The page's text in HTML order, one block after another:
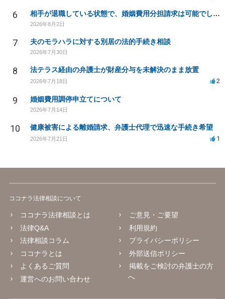
6 相手が退職している状態で、婚姻費用分担請求は可能でしょうか？
2026年8月2日
7 夫のモラハラに対する別居の法的手続き相談
2026年7月30日
8 法テラス経由の弁護士が財産分与を未解決のまま放置
2026年7月18日 2
9 婚姻費用調停申立てについて
2026年7月14日
10 健康被害による離婚請求、弁護士代理で迅速な手続き希望
2026年7月21日 1
ココナラ法律相談について
ココナラ法律相談とは
法律Q&A
法律相談コラム
ココナラとは
よくあるご質問
運営へのお問い合わせ
ご意見・ご要望
利用規約
プライバシーポリシー
外部送信ポリシー
掲載をご検討の弁護士の方
へ